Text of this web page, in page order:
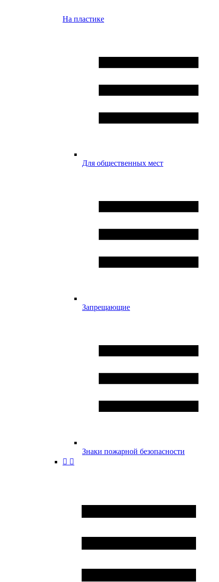
На пластике
Для общественных мест
Запрещающие
Знаки пожарной безопасности
 